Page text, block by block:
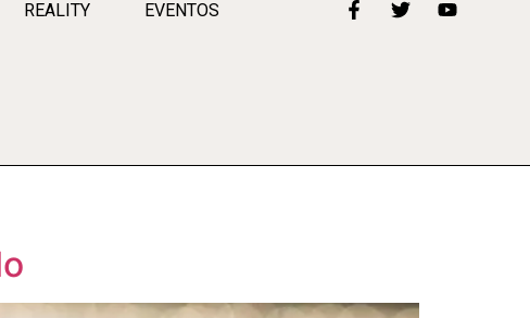
REALITY
EVENTOS